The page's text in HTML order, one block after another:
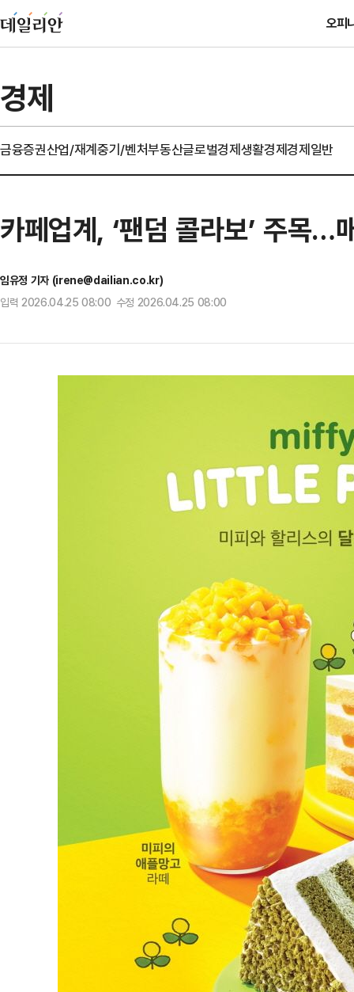
오피
경제
금융증권산업/재계중기/벤처부동산글로벌경제생활경제경제일반
카페업계, ‘팬덤 콜라보’ 주목…
임유정 기자 (irene@dailian.co.kr)
입력 2026.04.25 08:00 수정 2026.04.25 08:00